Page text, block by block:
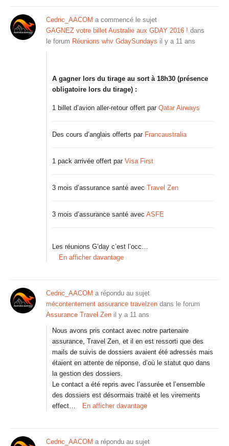
Cedric_AACOM a commencé le sujet
GAGNEZ votre billet Australie aux GDAY 2016 ! dans
le forum Réunions whv GdaySundays il y a 11 ans
A gagner lors du tirage au sort à 18h30 (présence
obligatoire lors du tirage) :
1 billet d’avion aller-retour offert par Qatar Airways
Des cours d’anglais offerts par Francaustralia
1 pack arrivée offert par Visa First
3 mois d’assurance santé avec Travel Zen
3 mois d’assurance santé avec ASFE
Les réunions G’day c’est l’occ…
En afficher davantage
Cedric_AACOM a répondu au sujet
mécontentement assurance travelzen dans le forum
Assurance Travel Zen il y a 11 ans
Nous avons pris contact avec notre partenaire
assurance, Travel Zen, et il en est ressorti que des
mails de suivis de dossiers avaient été adressés mais
étaient en attente de réponse, d’où le statut quo dans
la gestion des dossiers.
Le contact a été repris avec l’assurée et l’ensemble
des dossiers est désormais traité et les virements
effect…
En afficher davantage
Cedric_AACOM a répondu au sujet